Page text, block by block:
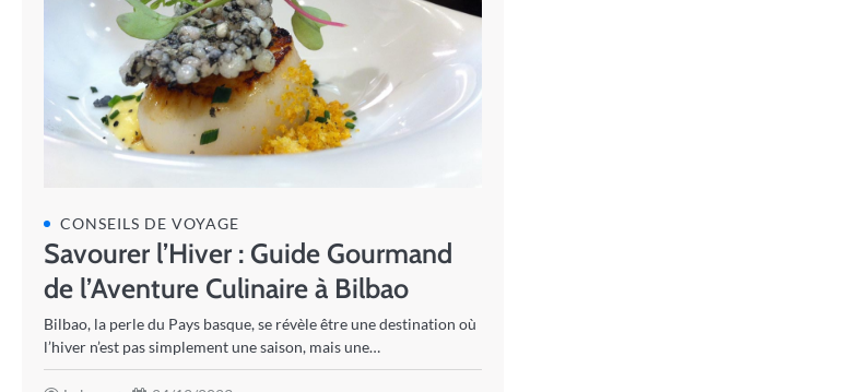
CONSEILS DE VOYAGE
Savourer l’Hiver : Guide Gourmand
de l’Aventure Culinaire à Bilbao
Bilbao, la perle du Pays basque, se révèle être une destination où
l’hiver n’est pas simplement une saison, mais une…